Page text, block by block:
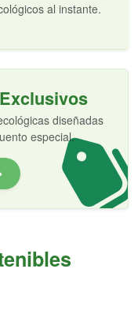
al instante.
diseñadas
especial.